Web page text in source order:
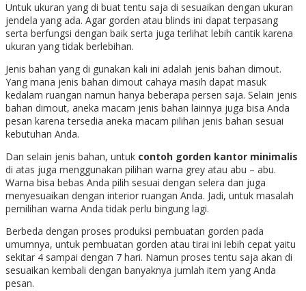
Untuk ukuran yang di buat tentu saja di sesuaikan dengan ukuran
jendela yang ada. Agar gorden atau blinds ini dapat terpasang
serta berfungsi dengan baik serta juga terlihat lebih cantik karena
ukuran yang tidak berlebihan.
Jenis bahan yang di gunakan kali ini adalah jenis bahan dimout.
Yang mana jenis bahan dimout cahaya masih dapat masuk
kedalam ruangan namun hanya beberapa persen saja. Selain jenis
bahan dimout, aneka macam jenis bahan lainnya juga bisa Anda
pesan karena tersedia aneka macam pilihan jenis bahan sesuai
kebutuhan Anda.
Dan selain jenis bahan, untuk contoh gorden kantor minimalis
di atas juga menggunakan pilihan warna grey atau abu – abu.
Warna bisa bebas Anda pilih sesuai dengan selera dan juga
menyesuaikan dengan interior ruangan Anda. Jadi, untuk masalah
pemilihan warna Anda tidak perlu bingung lagi.
Berbeda dengan proses produksi pembuatan gorden pada
umumnya, untuk pembuatan gorden atau tirai ini lebih cepat yaitu
sekitar 4 sampai dengan 7 hari. Namun proses tentu saja akan di
sesuaikan kembali dengan banyaknya jumlah item yang Anda
pesan.